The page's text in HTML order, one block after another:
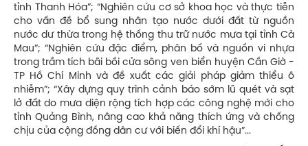
tỉnh Thanh Hóa”; “Nghiên cứu cơ sở khoa học và thực tiễn
cho vấn đề bổ sung nhân tạo nước dưới đất từ nguồn
nước dư thừa trong hệ thống thu trữ nước mưa tại tỉnh Cà
Mau”; “Nghiên cứu đặc điểm, phân bố và nguồn vi nhựa
trong trầm tích bãi bồi cửa sông ven biển huyện Cần Giờ -
TP Hồ Chí Minh và đề xuất các giải pháp giảm thiểu ô
nhiễm”; “Xây dựng quy trình cảnh báo sớm lũ quét và sạt
lở đất do mưa diện rộng tích hợp các công nghệ mới cho
tỉnh Quảng Bình, nâng cao khả năng thích ứng và chống
chịu của cộng đồng dân cư với biến đổi khí hậu”...